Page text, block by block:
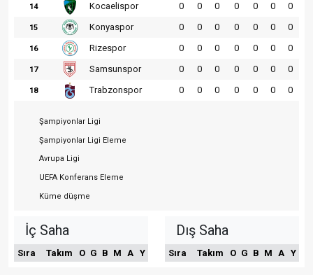
14 Kocaelispor 0 0 0 0 0 0 0
15 Konyaspor 0 0 0 0 0 0 0
16 Rizespor 0 0 0 0 0 0 0
17 Samsunspor 0 0 0 0 0 0 0
18 Trabzonspor 0 0 0 0 0 0 0
Şampiyonlar Ligi
Şampiyonlar Ligi Eleme
Avrupa Ligi
UEFA Konferans Eleme
Küme düşme
İç Saha
Sıra Takım O G B M A Y
Dış Saha
Sıra Takım O G B M A Y